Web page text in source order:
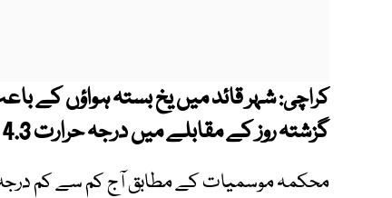
کراچی:شہر قائد میں یخ بستہ ہواؤں
گزشتہ روز کے مقابلے میں درجہ حرارت 4.3 ڈگری سینٹی گریڈ کم ریکارڈ ہوا۔